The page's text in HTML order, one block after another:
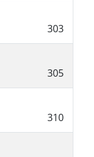
303
305
310